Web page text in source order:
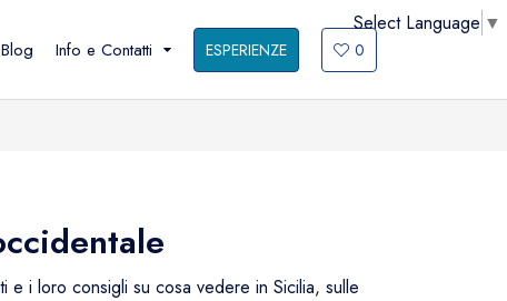
Select Language ▼
10 cose da fare
Cosa vedere
10 cose da
Info e Contatti ESPERIENZE 0
i loro consigli su cosa vedere in Sicilia, sulle